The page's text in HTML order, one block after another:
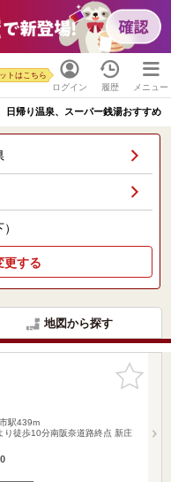
ログイン
トはこちら
履歴 メニュー
日帰り温泉、スーパー銭湯おすすめ
更する
地図から探す
お気に入
りに追加
駅439m
り徒歩10分南阪奈道路終点 新庄